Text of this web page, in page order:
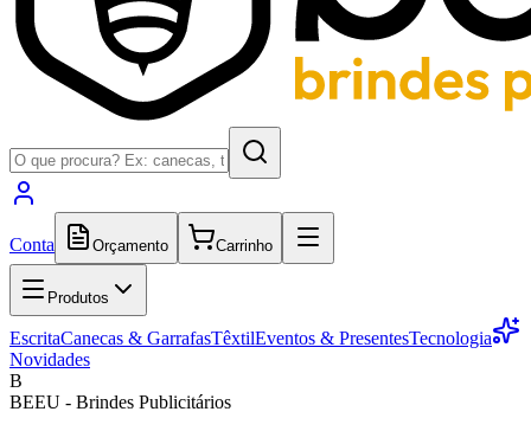
Conta Orçamento Carrinho
Produtos
EscritaCanecas & GarrafasTêxtilEventos & PresentesTecnologia
Novidades
B
BEEU - Brindes Publicitários